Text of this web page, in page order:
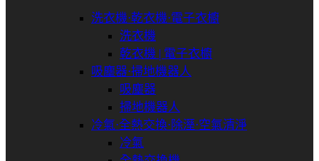
洗衣機⋅乾衣機⋅電子衣櫥
洗衣機
乾衣機 | 電子衣櫥
吸塵器⋅掃地機器人
吸塵器
掃地機器人
冷氣⋅全熱交換⋅除溼⋅空氣清淨
冷氣